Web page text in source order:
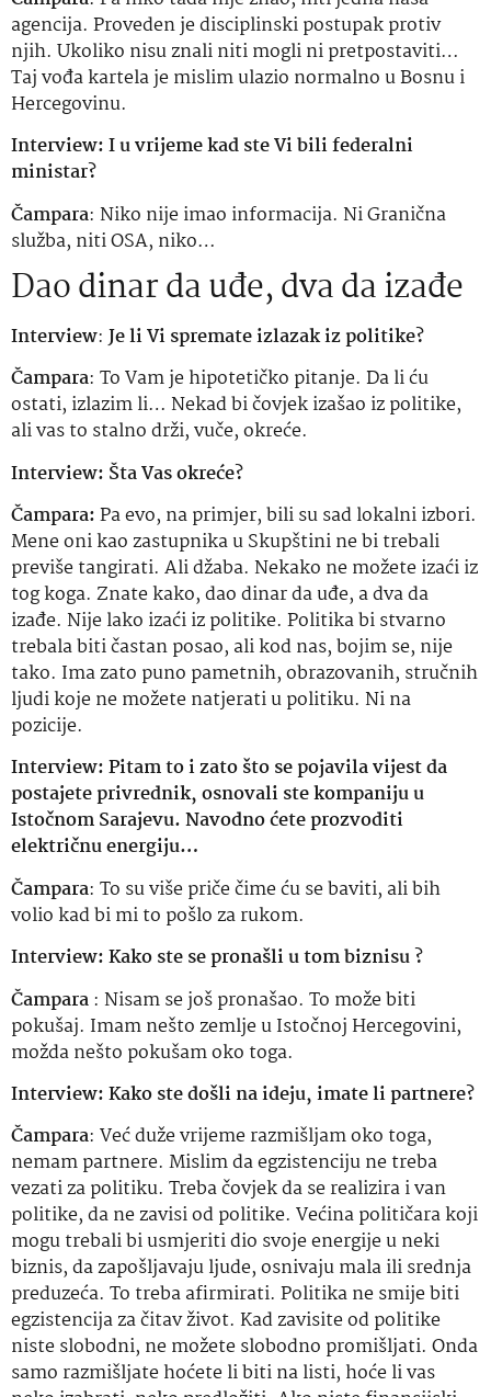
agencija. Proveden je disciplinski postupak protiv
njih. Ukoliko nisu znali niti mogli ni pretpostaviti…
Taj vođa kartela je mislim ulazio normalno u Bosnu i
Hercegovinu.
Interview: I u vrijeme kad ste Vi bili federalni
ministar?
Čampara: Niko nije imao informacija. Ni Granična
služba, niti OSA, niko…
Dao dinar da uđe, dva da izađe
Interview:Je li Vi spremate izlazak iz politike?
Čampara: To Vam je hipotetičko pitanje. Da li ću
ostati, izlazim li… Nekad bi čovjek izašao iz politike,
ali vas to stalno drži, vuče, okreće.
Interview: Šta Vas okreće?
Čampara:Pa evo, na primjer, bili su sad lokalni izbori.
Mene oni kao zastupnika u Skupštini ne bi trebali
previše tangirati. Ali džaba. Nekako ne možete izaći iz
tog koga. Znate kako, dao dinar da uđe, a dva da
izađe. Nije lako izaći iz politike. Politika bi stvarno
trebala biti častan posao, ali kod nas, bojim se, nije
tako. Ima zato puno pametnih, obrazovanih, stručnih
ljudi koje ne možete natjerati u politiku. Ni na
pozicije.
Interview: Pitam to i zato što se pojavila vijest da
postajete privrednik, osnovali ste kompaniju u
Istočnom Sarajevu. Navodno ćete prozvoditi
električnu energiju…
Čampara: To su više priče čime ću se baviti, ali bih
volio kad bi mi to pošlo za rukom.
Interview: Kako ste se pronašli u tom biznisu ?
Čampara: Nisam se još pronašao. To može biti
pokušaj. Imam nešto zemlje u Istočnoj Hercegovini,
možda nešto pokušam oko toga.
Interview: Kako ste došli na ideju, imate li partnere?
Čampara: Već duže vrijeme razmišljam oko toga,
nemam partnere. Mislim da egzistenciju ne treba
vezati za politiku. Treba čovjek da se realizira i van
politike, da ne zavisi od politike. Većina političara koji
mogu trebali bi usmjeriti dio svoje energije u neki
biznis, da zapošljavaju ljude, osnivaju mala ili srednja
preduzeća. To treba afirmirati. Politika ne smije biti
egzistencija za čitav život. Kad zavisite od politike
niste slobodni, ne možete slobodno promišljati. Onda
samo razmišljate hoćete li biti na listi, hoće li vas